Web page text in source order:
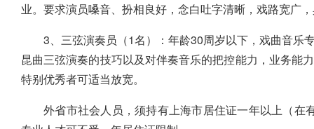
业。要求演员嗓音、扮相良好，念白吐字清晰，戏路宽广
3、三弦演奏员（1名）：年龄30周岁以下，戏曲音乐
昆曲三弦演奏的技巧以及对伴奏音乐的把控能力，业务能
特别优秀者可适当放宽。
外省市社会人员，须持有上海市居住证一年以上（